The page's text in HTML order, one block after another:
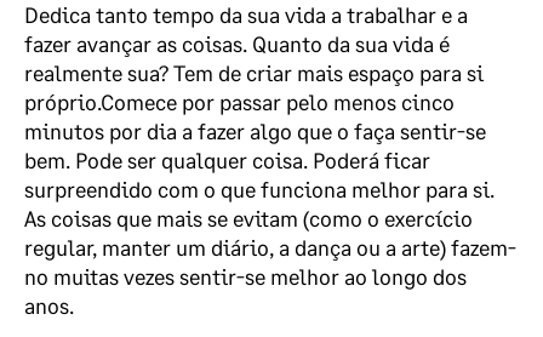
Dedica tanto tempo da sua vida a trabalhar e a
fazer avançar as coisas. Quanto da sua vida é
realmente sua? Tem de criar mais espaço para si
próprio.Comece por passar pelo menos cinco
minutos por dia a fazer algo que o faça sentir-se
bem. Pode ser qualquer coisa. Poderá ficar
surpreendido com o que funciona melhor para si.
As coisas que mais se evitam (como o exercício
regular, manter um diário, a dança ou a arte) fazem-
no muitas vezes sentir-se melhor ao longo dos
anos.